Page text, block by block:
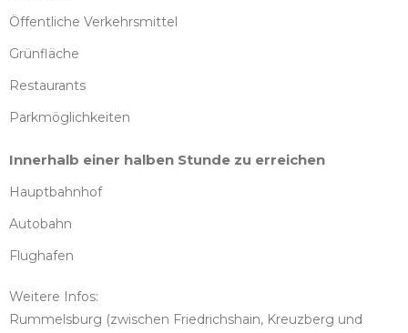
Öffentliche Verkehrsmittel
Grünfläche
Restaurants
Parkmöglichkeiten
Innerhalb einer halben Stunde zu erreichen
Hauptbahnhof
Autobahn
Flughafen
Weitere Infos:
Rummelsburg (zwischen Friedrichshain, Kreuzberg und